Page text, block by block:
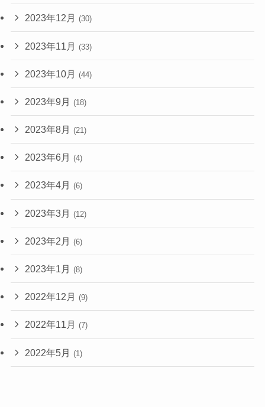
2023年12月 (30)
2023年11月 (33)
2023年10月 (44)
2023年9月 (18)
2023年8月 (21)
2023年6月 (4)
2023年4月 (6)
2023年3月 (12)
2023年2月 (6)
2023年1月 (8)
2022年12月 (9)
2022年11月 (7)
2022年5月 (1)